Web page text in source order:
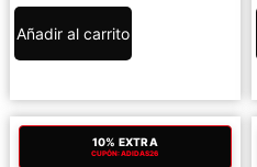
Añadir al carrito
10% EXTRA
CUPÓN: ADIDAS26